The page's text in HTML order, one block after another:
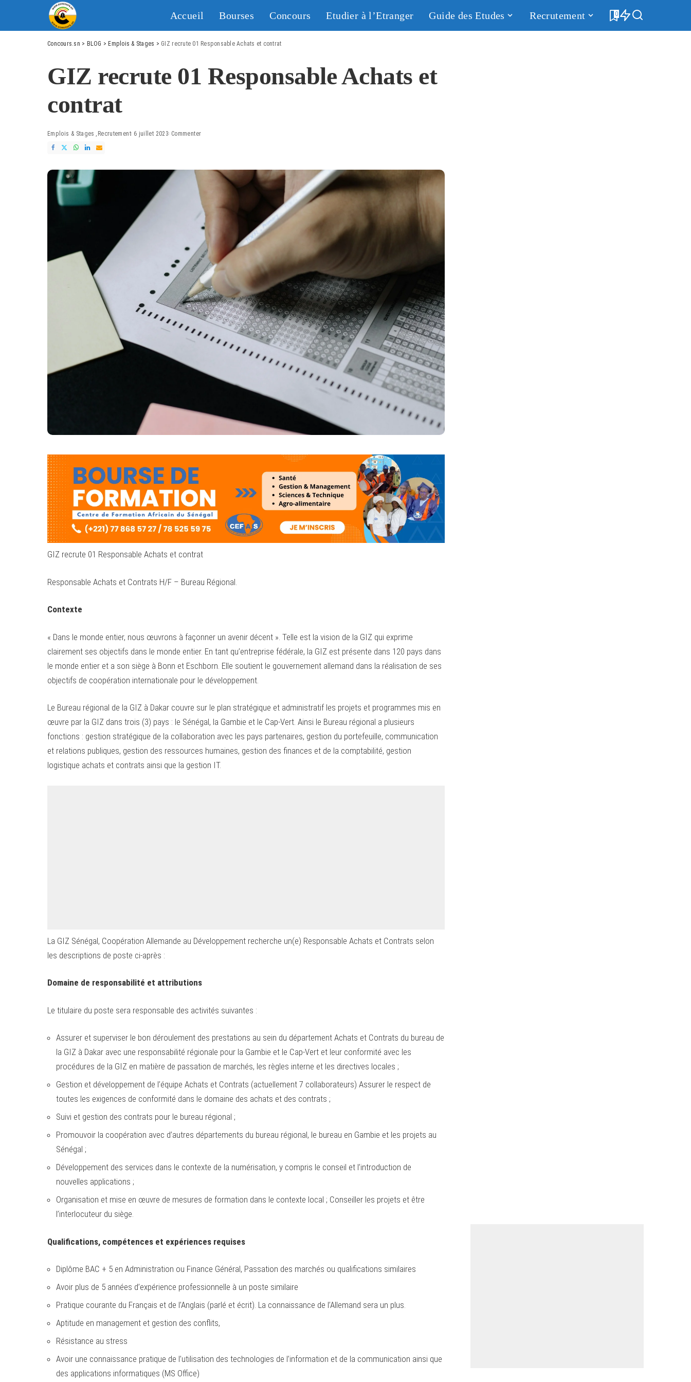
Accueil Bourses Concours Etudier à l’Etranger Guide des Etudes Recrutement 0
Concours.sn > BLOG > Emplois & Stages > GIZ recrute 01 Responsable Achats et contrat
GIZ recrute 01 Responsable Achats et
contrat
Emplois & Stages Recrutement 6 juillet 2023 Commenter
GIZ recrute 01 Responsable Achats et contrat
Responsable Achats et Contrats H/F – Bureau Régional.
Contexte
« Dans le monde entier, nous œuvrons à façonner un avenir décent ». Telle est la vision de la GIZ qui exprime
clairement ses objectifs dans le monde entier. En tant qu’entreprise fédérale, la GIZ est présente dans 120 pays dans
le monde entier et a son siège à Bonn et Eschborn. Elle soutient le gouvernement allemand dans la réalisation de ses
objectifs de coopération internationale pour le développement.
Le Bureau régional de la GIZ à Dakar couvre sur le plan stratégique et administratif les projets et programmes mis en
œuvre par la GIZ dans trois (3) pays : le Sénégal, la Gambie et le Cap-Vert. Ainsi le Bureau régional a plusieurs
fonctions : gestion stratégique de la collaboration avec les pays partenaires, gestion du portefeuille, communication
et relations publiques, gestion des ressources humaines, gestion des finances et de la comptabilité, gestion
logistique achats et contrats ainsi que la gestion IT.
La GIZ Sénégal, Coopération Allemande au Développement recherche un(e) Responsable Achats et Contrats selon
les descriptions de poste ci-après :
Domaine de responsabilité et attributions
Le titulaire du poste sera responsable des activités suivantes :
Assurer et superviser le bon déroulement des prestations au sein du département Achats et Contrats du bureau de
la GIZ à Dakar avec une responsabilité régionale pour la Gambie et le Cap-Vert et leur conformité avec les
procédures de la GIZ en matière de passation de marchés, les règles interne et les directives locales ;
Gestion et développement de l’équipe Achats et Contrats (actuellement 7 collaborateurs) Assurer le respect de
toutes les exigences de conformité dans le domaine des achats et des contrats ;
Suivi et gestion des contrats pour le bureau régional ;
Promouvoir la coopération avec d’autres départements du bureau régional, le bureau en Gambie et les projets au
Sénégal ;
Développement des services dans le contexte de la numérisation, y compris le conseil et l’introduction de
nouvelles applications ;
Organisation et mise en œuvre de mesures de formation dans le contexte local ; Conseiller les projets et être
l’interlocuteur du siège.
Qualifications, compétences et expériences requises
Diplôme BAC + 5 en Administration ou Finance Général, Passation des marchés ou qualifications similaires
Avoir plus de 5 années d’expérience professionnelle à un poste similaire
Pratique courante du Français et de l’Anglais (parlé et écrit). La connaissance de l’Allemand sera un plus.
Aptitude en management et gestion des conflits,
Résistance au stress
Avoir une connaissance pratique de l’utilisation des technologies de l’information et de la communication ainsi que
des applications informatiques (MS Office)